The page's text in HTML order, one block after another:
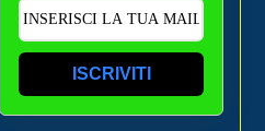
ISCRIVITI